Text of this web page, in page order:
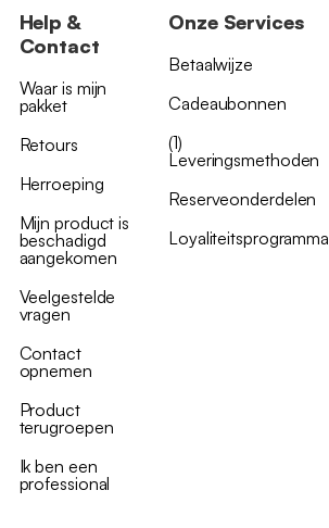
Help &
Contact
Waar is mijn
pakket
Retours
Herroeping
Mijn product is
beschadigd
aangekomen
Veelgestelde
vragen
Contact
opnemen
Product
terugroepen
Ik ben een
professional
Onze Services
Betaalwijze
Cadeaubonnen
(1)
Leveringsmethoden
Reserveonderdelen
Loyaliteitsprogramma